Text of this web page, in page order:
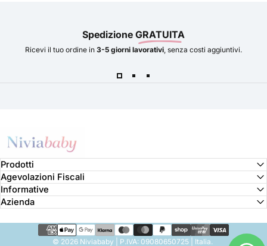
Spedizione GRATUITA
Ricevi il tuo ordine in 3-5 giorni lavorativi, senza costi aggiuntivi.
Prodotti
Agevolazioni Fiscali
Informative
Azienda
© 2026 Niviababy | P.IVA: 09080650725 | Italia.